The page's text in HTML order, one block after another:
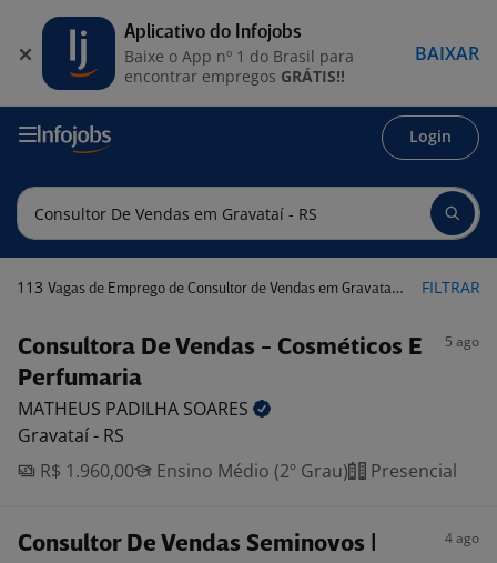
Login
113 Vagas de Emprego de Consultor de Vendas em Gravataí - RS FILTRAR
Consultora De Vendas - Cosméticos E
Perfumaria
5 ago
MATHEUS PADILHA SOARES
Gravataí - RS
R$ 1.960,00
Ensino Médio (2º Grau) Presencial
Consultor De Vendas Seminovos |
4 ago
Aplicativo do Infojobs
Baixe o App nº 1 do Brasil para
encontrar empregos GRÁTIS!!
BAIXAR